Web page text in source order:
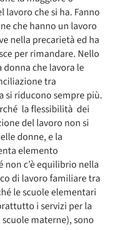
che si ha. Fanno
che hanno un lavoro
nella precarietà ed ha
per rimandare. Nello
che lavora le
tra
si riducono sempre più.
la flessibilità dei
del lavoro non si
donne, e la
elemento
non c’è equilibrio nella
di lavoro familiare tra
le scuole elementari
i servizi per la
materne), sono